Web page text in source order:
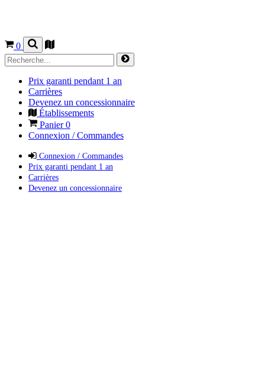
0
Prix garanti pendant 1 an
Carrières
Devenez un concessionnaire
Établissements
Panier0
Connexion / Commandes
Connexion / Commandes
Prix garanti pendant 1 an
Carrières
Devenez un concessionnaire